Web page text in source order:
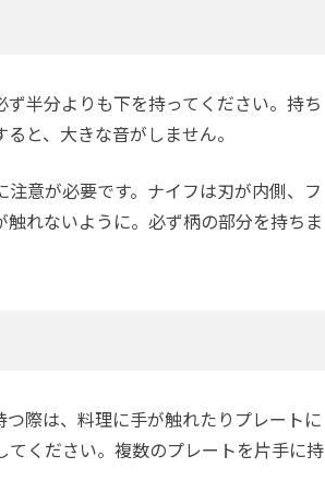
半分よりも下を持ってください。持ち
と、大きな音がしません。
意が必要です。ナイフは刃が内側、フ
れないように。必ず柄の部分を持ちま
際は、料理に手が触れたりプレートに
ください。複数のプレートを片手に持